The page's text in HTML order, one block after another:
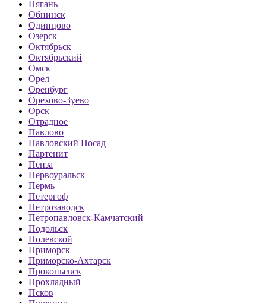
Нягань
Обнинск
Одинцово
Озерск
Октябрьск
Октябрьский
Омск
Орел
Оренбург
Орехово-Зуево
Орск
Отрадное
Павлово
Павловский Посад
Партенит
Пенза
Первоуральск
Пермь
Петергоф
Петрозаводск
Петропавловск-Камчатский
Подольск
Полевской
Приморск
Приморско-Ахтарск
Прокопьевск
Прохладный
Псков